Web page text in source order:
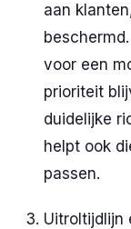
aan
voor een
prioriteit
duidelijke
helpt ook
passen.
Uitroltijdlijn